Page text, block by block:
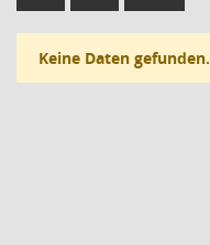
Keine Daten gefunden.